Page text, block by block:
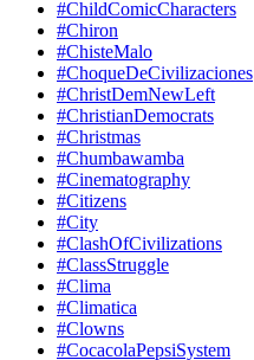
#ChildComicCharacters
#Chiron
#ChisteMalo
#ChoqueDeCivilizaciones
#ChristDemNewLeft
#ChristianDemocrats
#Christmas
#Chumbawamba
#Cinematography
#Citizens
#City
#ClashOfCivilizations
#ClassStruggle
#Clima
#Climatica
#Clowns
#CocacolaPepsiSystem